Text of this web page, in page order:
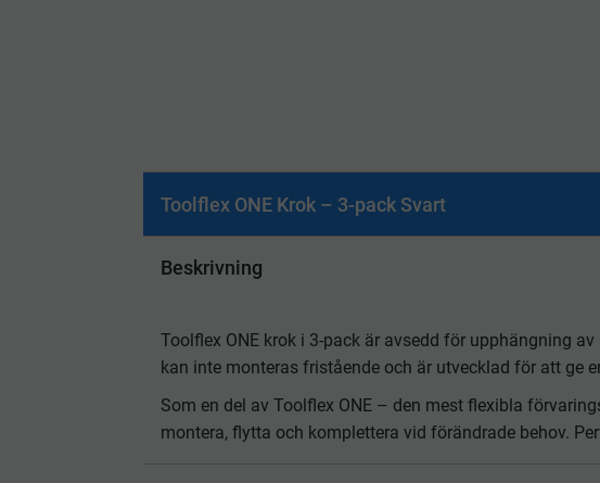
Toolflex ONE Krok – 3-pack Svart
Beskrivning
Toolflex ONE krok i 3-pack är avsedd för upphängning
kan inte monteras fristående och är utvecklad för att ge
Som en del av Toolflex ONE – den mest flexibla
montera, flytta och komplettera vid förändrade behov.